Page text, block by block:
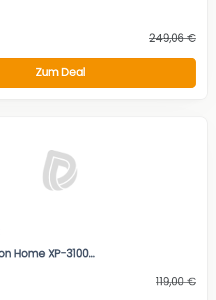
249,06 €
Zum Deal
Home XP-3100...
119,00 €